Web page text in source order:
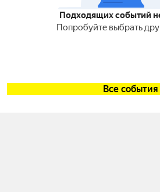
Подходящих событий
Попробуйте выбрать
Все события